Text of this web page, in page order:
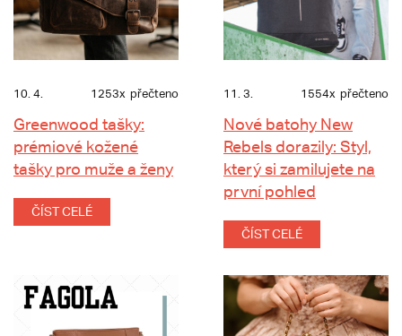
10. 4. 1253x přečteno
Greenwood tašky:
prémiové kožené
tašky pro muže a ženy
ČÍST CELÉ
11. 3. 1554x přečteno
Nové batohy New
Rebels dorazily: Styl,
který si zamilujete na
první pohled
ČÍST CELÉ